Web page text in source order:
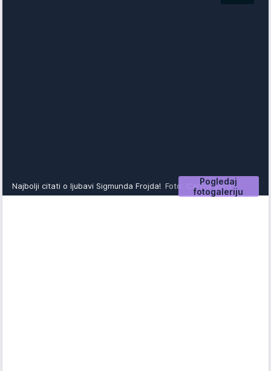
Pogledaj
fotogaleriju
Najbolji citati o ljubavi Sigmunda Frojda! Foto: Canva Sensa